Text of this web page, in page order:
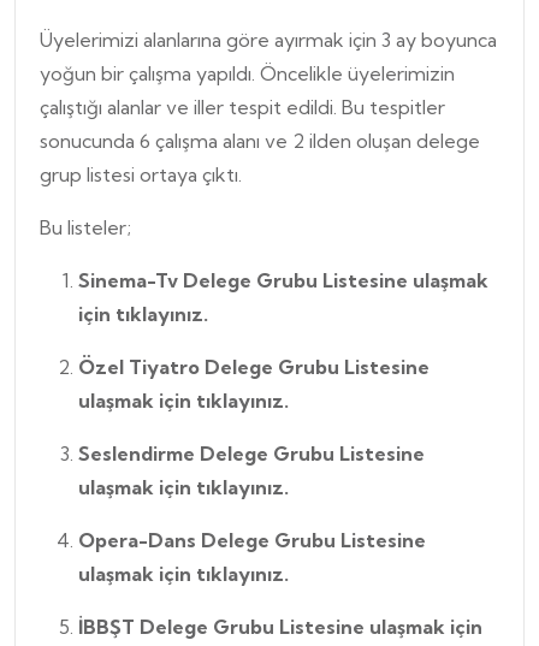
Üyelerimizi alanlarına göre ayırmak için 3 ay boyunca
yoğun bir çalışma yapıldı. Öncelikle üyelerimizin
çalıştığı alanlar ve iller tespit edildi. Bu tespitler
sonucunda 6 çalışma alanı ve 2 ilden oluşan delege
grup listesi ortaya çıktı.
Bu listeler;
Sinema-Tv Delege Grubu Listesine ulaşmak
için tıklayınız.
Özel Tiyatro Delege Grubu Listesine
ulaşmak için tıklayınız.
Seslendirme Delege Grubu Listesine
ulaşmak için tıklayınız.
Opera-Dans Delege Grubu Listesine
ulaşmak için tıklayınız.
İBBŞT Delege Grubu Listesine ulaşmak için